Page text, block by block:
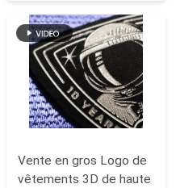
et identification de
marque avec texture
douce, finition durable
et logo personnalisé
Vente en gros Logo de
vêtements 3D de haute